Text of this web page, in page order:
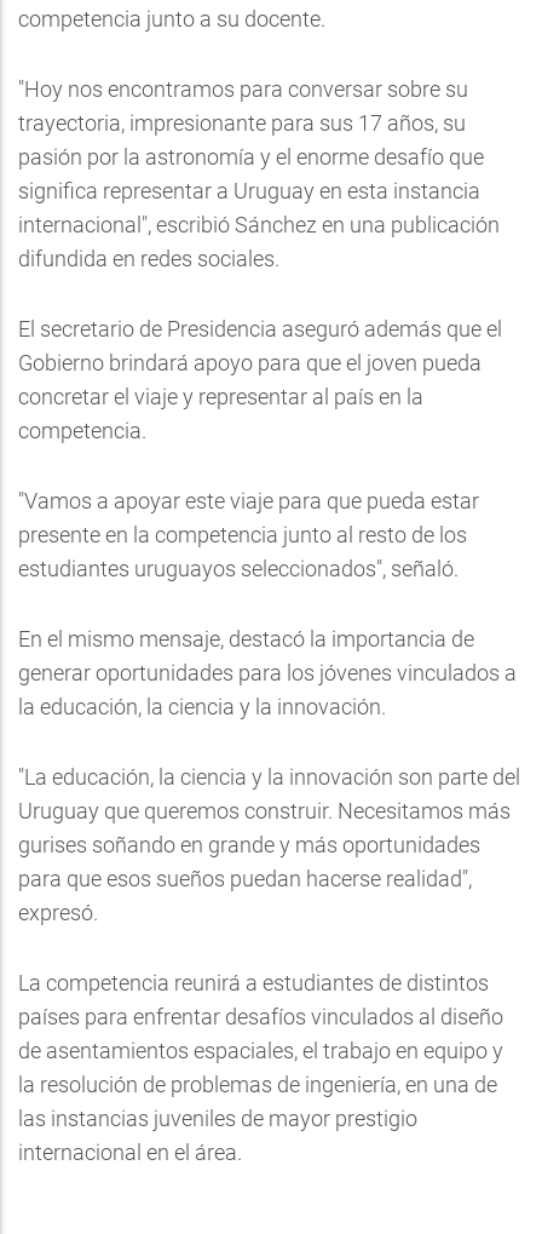
competencia junto a su docente.
"Hoy nos encontramos para conversar sobre su
trayectoria, impresionante para sus 17 años, su
pasión por la astronomía y el enorme desafío que
significa representar a Uruguay en esta instancia
internacional", escribió Sánchez en una publicación
difundida en redes sociales.
El secretario de Presidencia aseguró además que el
Gobierno brindará apoyo para que el joven pueda
concretar el viaje y representar al país en la
competencia.
"Vamos a apoyar este viaje para que pueda estar
presente en la competencia junto al resto de los
estudiantes uruguayos seleccionados", señaló.
En el mismo mensaje, destacó la importancia de
generar oportunidades para los jóvenes vinculados a
la educación, la ciencia y la innovación.
"La educación, la ciencia y la innovación son parte del
Uruguay que queremos construir. Necesitamos más
gurises soñando en grande y más oportunidades
para que esos sueños puedan hacerse realidad",
expresó.
La competencia reunirá a estudiantes de distintos
países para enfrentar desafíos vinculados al diseño
de asentamientos espaciales, el trabajo en equipo y
la resolución de problemas de ingeniería, en una de
las instancias juveniles de mayor prestigio
internacional en el área.